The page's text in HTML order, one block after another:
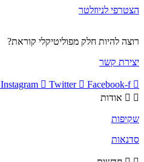
הצטרפי לניוזלטר
רוצה להיות חלק מפוליטיקלי קוראת?
יצירת קשר
Instagram Twitter
Facebook-f
אודות
שקיפות
סדנאות